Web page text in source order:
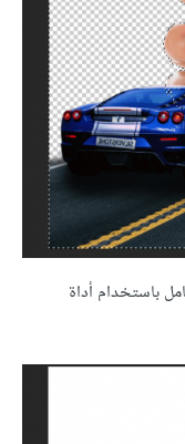
باستخدام أداة